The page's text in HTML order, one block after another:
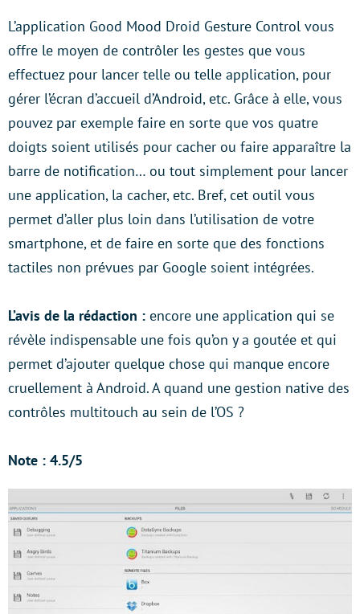
L’application Good Mood Droid Gesture Control vous
offre le moyen de contrôler les gestes que vous
effectuez pour lancer telle ou telle application, pour
gérer l’écran d’accueil d’Android, etc. Grâce à elle, vous
pouvez par exemple faire en sorte que vos quatre
doigts soient utilisés pour cacher ou faire apparaître la
barre de notification… ou tout simplement pour lancer
une application, la cacher, etc. Bref, cet outil vous
permet d’aller plus loin dans l’utilisation de votre
smartphone, et de faire en sorte que des fonctions
tactiles non prévues par Google soient intégrées.
L’avis de la rédaction : encore une application qui se
révèle indispensable une fois qu’on y a goutée et qui
permet d’ajouter quelque chose qui manque encore
cruellement à Android. A quand une gestion native des
contrôles multitouch au sein de l’OS ?
Note : 4.5/5